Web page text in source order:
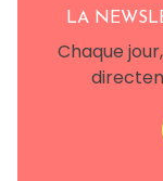
LA
Chaque